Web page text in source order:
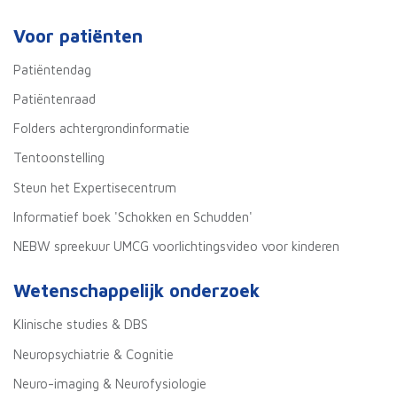
Voor patiënten
Patiëntendag
Patiëntenraad
Folders achtergrondinformatie
Tentoonstelling
Steun het Expertisecentrum
Informatief boek 'Schokken en Schudden'
NEBW spreekuur UMCG voorlichtingsvideo voor kinderen
Wetenschappelijk onderzoek
Klinische studies & DBS
Neuropsychiatrie & Cognitie
Neuro-imaging & Neurofysiologie